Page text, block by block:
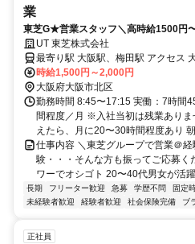
業
東芝G★営業スタッフ＼高時給1500円
♪
UT 東芝株式会社
最寄り駅 大阪駅、梅田駅 アクセス 大阪駅 徒歩10分、地下鉄梅田駅
徒歩13分
時給1,500円～2,000円
大阪府大阪市北区
勤務時間 8:45〜17:15 実働：7時間
間程度／月 ※入社当初は残業あり
えたら、月に20〜30時間程度あり
仕事内容 ＼東芝グループで営業＠
験・・・そんな方も振ってご応募く
ワーでオシゴト 20〜40代男女が活
長期 フリーター歓迎 急募 学歴不問 固定
未経験者歓迎
経験者歓迎 社会保険完備 ブ
正社員